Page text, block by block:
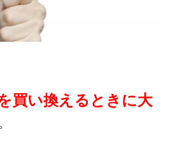
買い換えるときに大